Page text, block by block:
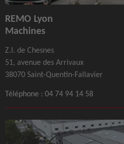
REMO Lyon
Machines
Z.I. de Chesnes
51, avenue des Arrivaux
38070 Saint-Quentin-Fallavier
Téléphone : 04 74 94 14 58